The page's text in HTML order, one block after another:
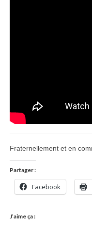
Fraternellement et en
Partager :
Facebook
J’aime ça :